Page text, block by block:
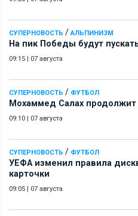
СУПЕРНОВОСТЬ / АЛЬПИНИЗМ
На пик Победы будут
09:15 | 07 августа
СУПЕРНОВОСТЬ / ФУТБОЛ
Мохаммед Салах продолжит
09:10 | 07 августа
СУПЕРНОВОСТЬ / ФУТБОЛ
УЕФА изменил правила
карточки
09:05 | 07 августа